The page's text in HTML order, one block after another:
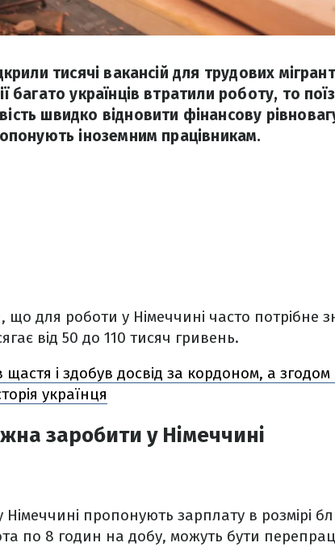
тисячі вакансій для трудових
багато українців втратили роботу, то
швидко відновити фінансову
іноземним працівникам.
що для роботи у Німеччині часто потрібне
від 50 до 110 тисяч гривень.
і здобув досвід за кордоном, а
українця
заробити у Німеччині
Німеччині пропонують зарплату в розмірі
по 8 годин на добу, можуть бути